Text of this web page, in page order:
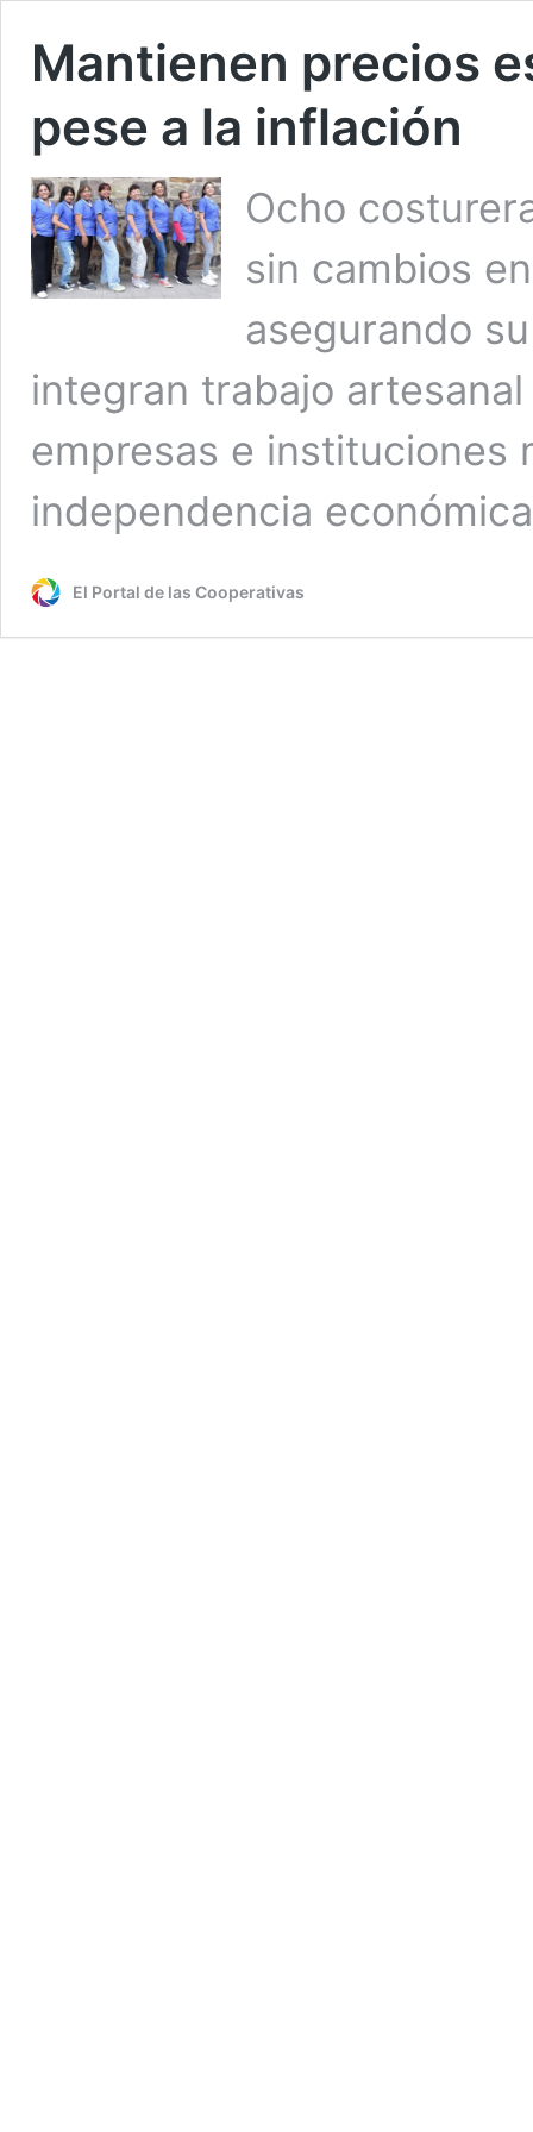
Mantienen precios
pese a la inflación
Ocho
sin cambios
asegurando
integran trabajo
empresas e instituciones
independencia
El Portal de las Cooperativas